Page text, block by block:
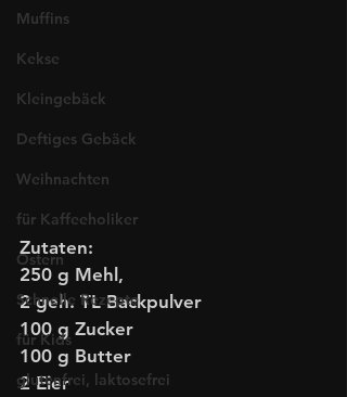
Muffins
Kekse
Kleingebäck
Deftiges Gebäck
Weihnachten
für Kaffeeholiker
Ostern
Schnelle Rezepte
für Kids
glutenfrei, laktosefrei
Zutaten:
250 g Mehl,
2 geh. TL Backpulver
100 g Zucker
100 g Butter
2 Eier